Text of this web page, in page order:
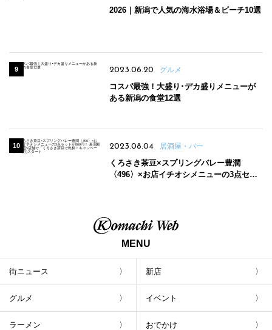
2026｜新潟で人気の海水浴場＆ビーチ10選
2023.06.20 グルメ
コスパ最強！大盛り･デカ盛りメニューが
ある新潟の食堂12選
2023.08.04 居酒屋・バー
くろさき茶豆×スプリングバレー豊潤
〈496〉×お店イチオシメニューの3点セッ
MENU
街ニュース 新店
グルメ イベント
ラーメン おでかけ